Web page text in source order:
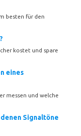
besten für den
kostet und spare
eines
messen und welche
Signaltöne